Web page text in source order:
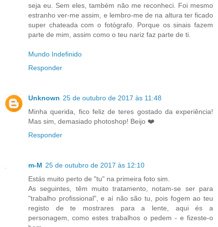
seja eu. Sem eles, também não me reconheci. Foi mesmo
estranho ver-me assim, e lembro-me de na altura ter ficado
super chateada com o fotógrafo. Porque os sinais fazem
parte de mim, assim como o teu nariz faz parte de ti.
Mundo Indefinido
Responder
Unknown 25 de outubro de 2017 às 11:48
Minha querida, fico feliz de teres gostado da experiência!
Mas sim, demasiado photoshop! Beijo ❤️
Responder
m-M 25 de outubro de 2017 às 12:10
Estás muito perto de "tu" na primeira foto sim.
As seguintes, têm muito tratamento, notam-se ser para
"trabalho profissional", e aí não são tu, pois fogem ao teu
registo de te mostrares para a lente, aqui és a
personagem, como estes trabalhos o pedem - e fizeste-o